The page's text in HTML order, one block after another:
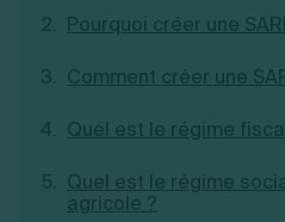
Mise en sommeil
Dissolution-liquidation
Logiciel de comptabilité
Gestion des achats
Bilans et déclarations
Par besoin
Je suis autonome
Je souhaite être
Création d'entreprise
Devenir auto entrepreneur
Création de SASU
Création de SARL
Pourquoi créer une
Comment créer une
Quel est le régime
Quel est le régime
agricole ?